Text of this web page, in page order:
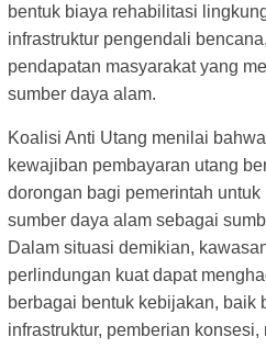
bentuk biaya rehabilitasi
infrastruktur pengendali
pendapatan masyarakat yang
sumber daya alam.
Koalisi Anti Utang menilai
kewajiban pembayaran utang
dorongan bagi pemerintah
sumber daya alam sebagai
Dalam situasi demikian,
perlindungan kuat dapat
berbagai bentuk kebijakan, baik
infrastruktur, pemberian